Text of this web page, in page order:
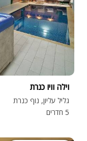
וילה וויו כנרת
גליל עליון, נוף כנרת
5 חדרים